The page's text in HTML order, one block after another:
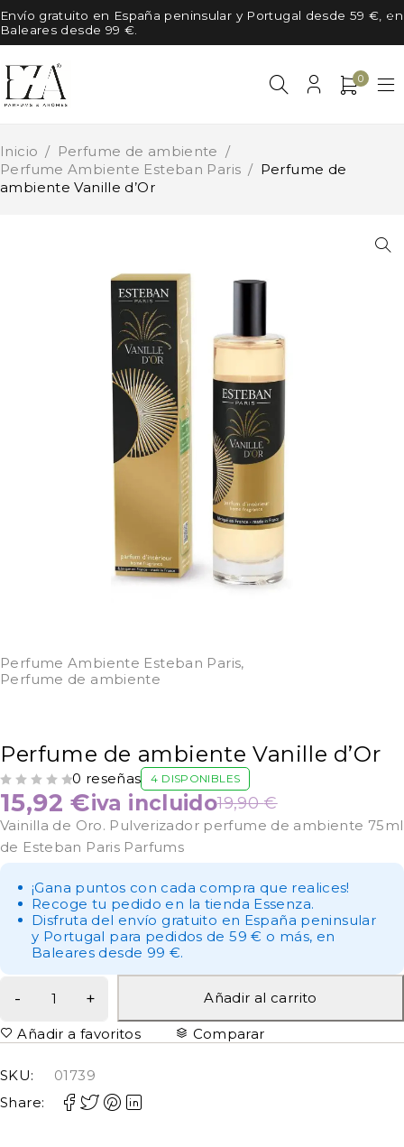
Envío gratuito en España peninsular y Portugal desde 59 €, en
Baleares desde 99 €.
0
Inicio / Perfume de ambiente /
Perfume Ambiente Esteban Paris / Perfume de
ambiente Vanille d’Or
Perfume Ambiente Esteban Paris,
Perfume de ambiente
Perfume de ambiente Vanille d’Or
0 reseñas 4 DISPONIBLES
19,90€
15,92€iva incluido
Vainilla de Oro. Pulverizador perfume de ambiente 75ml
de Esteban Paris Parfums
¡Gana puntos con cada compra que realices!
Recoge tu pedido en la tienda Essenza.
Disfruta del envío gratuito en España peninsular
y Portugal para pedidos de 59 € o más, en
Baleares desde 99 €.
Añadir al carrito
Añadir a favoritos Comparar
SKU:
01739
Share: